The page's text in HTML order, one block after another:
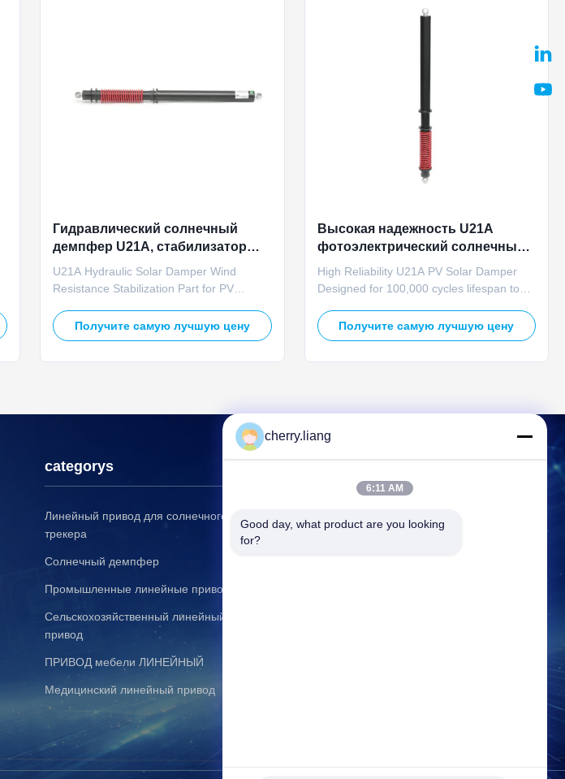
Гидравлический солнечный
демпфер U21A, стабилизатор
ветроустойчивости для
оборудования солнечного
U21A Hydraulic Solar Damper Wind
Resistance Stabilization Part for PV
solar damper serves as a core wind
resistance component for PV tracking
Получите самую лучшую цену
Высокая надежность U21A
фотоэлектрический солнечный
амортизатор 100000 циклов
High Reliability U21A PV Solar Damper
Designed for 100,000 cycles lifespan to
requirements of solar plants, providing
stable anti-wind vibration protection for
Получите самую лучшую цену
categorys
Линейный привод для солнечного
трекера
Солнечный демпфер
Промышленные линейные приводы
Сельскохозяйственный линейный
привод
ПРИВОД мебели ЛИНЕЙНЫЙ
Медицинский линейный привод
Промышленный парк Шичонг, город
cherry.liang
6:11 AM
Good day, what product are you looking
for?